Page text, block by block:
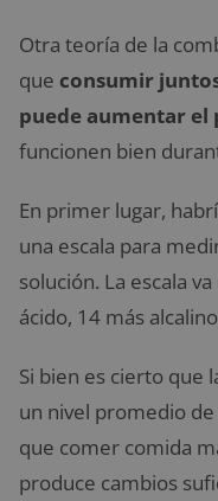
Otra teoría de la
que consumir
puede aumentar el
funcionen bien
En primer lugar,
una escala para
solución. La escala
ácido, 14 más
Si bien es cierto que
un nivel promedio
que comer comida
produce cambios